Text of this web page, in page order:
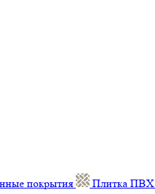
покрытия Плитка ПВХ